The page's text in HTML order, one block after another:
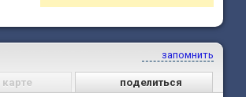
запомнить
карте поделиться